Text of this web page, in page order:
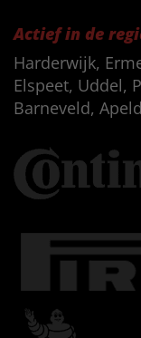
Actief in de
Harderwijk,
Elspeet, Uddel,
Barneveld,